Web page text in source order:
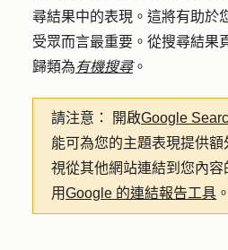
尋結果中的表現。這將有助於
受眾而言最重要。從搜尋結果
歸類為有機搜尋。
請注意： 開啟Google
能可為您的主題表現提供
視從其他網站連結到您內容
用Google 的連結報告工具 。